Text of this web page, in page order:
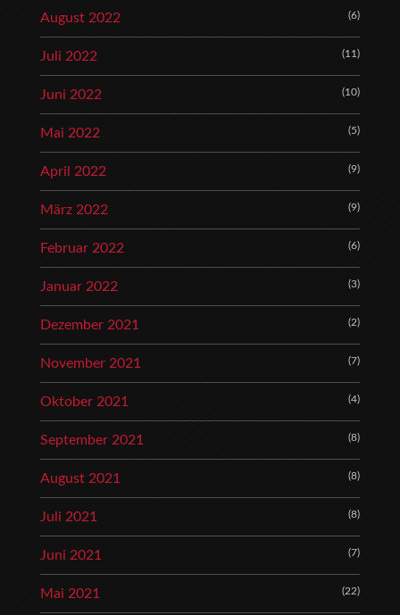
August 2022 (6)
Juli 2022 (11)
Juni 2022 (10)
Mai 2022 (5)
April 2022 (9)
März 2022 (9)
Februar 2022 (6)
Januar 2022 (3)
Dezember 2021 (2)
November 2021 (7)
Oktober 2021 (4)
September 2021 (8)
August 2021 (8)
Juli 2021 (8)
Juni 2021 (7)
Mai 2021 (22)